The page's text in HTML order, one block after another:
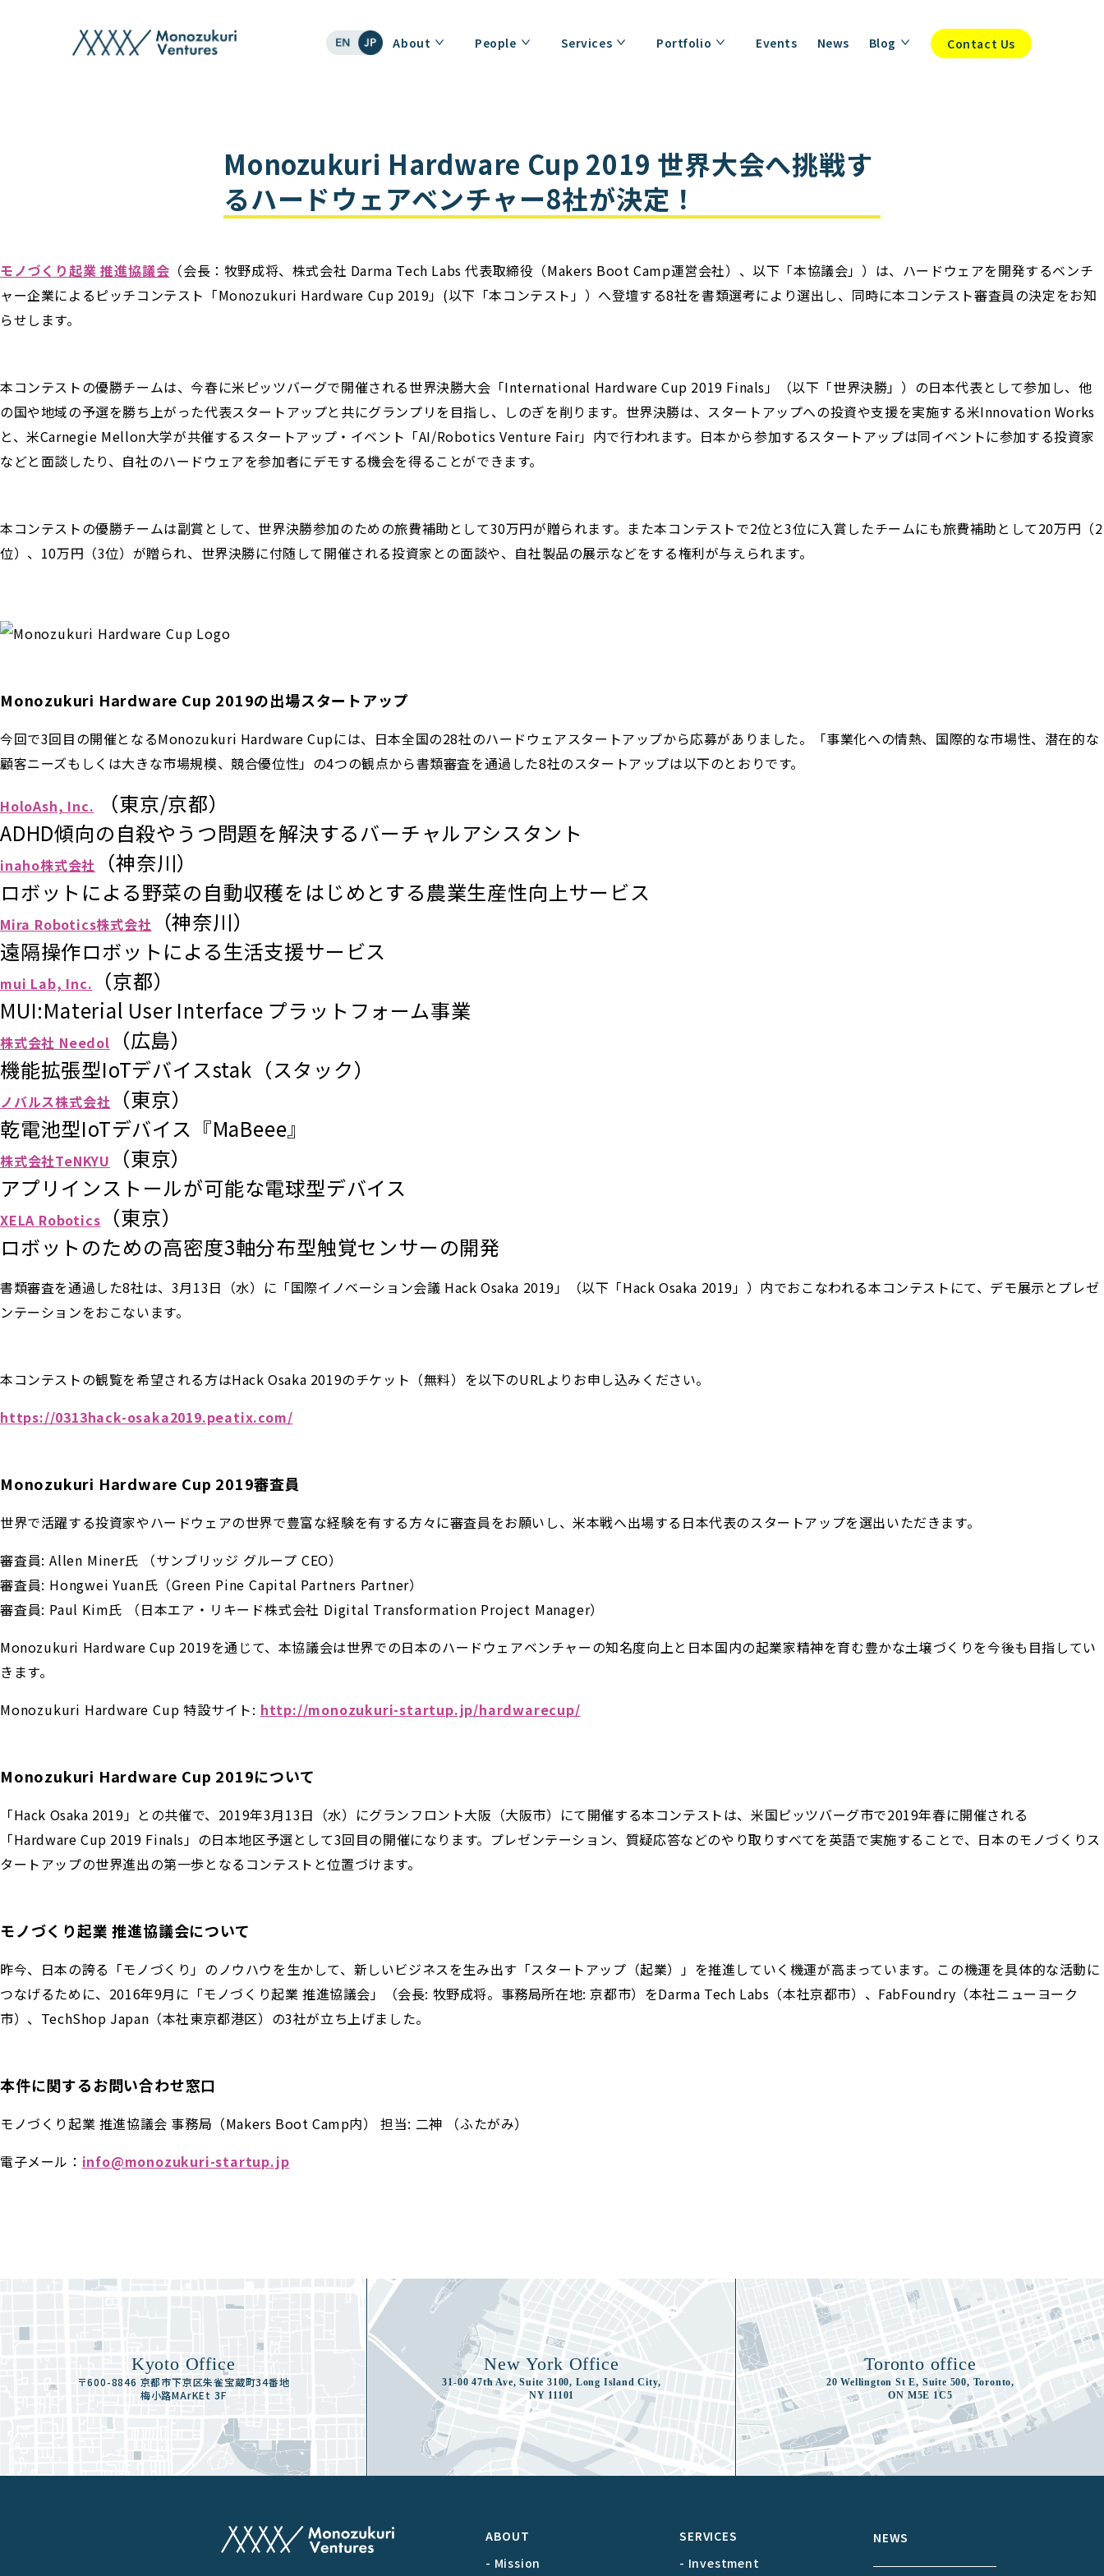
About People Services Portfolio Events News Blog Contact Us
Monozukuri Hardware Cup 2019 世界大会へ挑戦す
るハードウェアベンチャー8社が決定！
モノづくり起業 推進協議会 （会長：牧野成将、株式会社 Darma Tech Labs 代表取締役（Makers Boot Camp運営会社）、以下「本協議会」）は、ハードウェアを開発するベンチ
ャー企業によるピッチコンテスト「Monozukuri Hardware Cup 2019」(以下「本コンテスト」）へ登壇する8社を書類選考により選出し、同時に本コンテスト審査員の決定をお知
らせします。
本コンテストの優勝チームは、今春に米ピッツバーグで開催される世界決勝大会「International Hardware Cup 2019 Finals」（以下「世界決勝」）の日本代表として参加し、他
の国や地域の予選を勝ち上がった代表スタートアップと共にグランプリを目指し、しのぎを削ります。世界決勝は、スタートアップへの投資や支援を実施する米Innovation Works
と、米Carnegie Mellon大学が共催するスタートアップ・イベント「AI/Robotics Venture Fair」内で行われます。日本から参加するスタートアップは同イベントに参加する投資家
などと面談したり、自社のハードウェアを参加者にデモする機会を得ることができます。
本コンテストの優勝チームは副賞として、世界決勝参加のための旅費補助として30万円が贈られます。また本コンテストで2位と3位に入賞したチームにも旅費補助として20万円（2
位）、10万円（3位）が贈られ、世界決勝に付随して開催される投資家との面談や、自社製品の展示などをする権利が与えられます。
Monozukuri Hardware Cup 2019の出場スタートアップ
今回で3回目の開催となるMonozukuri Hardware Cupには、日本全国の28社のハードウェアスタートアップから応募がありました。「事業化への情熱、国際的な市場性、潜在的な
顧客ニーズもしくは大きな市場規模、競合優位性」の4つの観点から書類審査を通過した8社のスタートアップは以下のとおりです。
HoloAsh, Inc.
（東京/京都）
ADHD傾向の自殺やうつ問題を解決するバーチャルアシスタント
inaho株式会社
（神奈川）
ロボットによる野菜の自動収穫をはじめとする農業生産性向上サービス
Mira Robotics株式会社
（神奈川）
遠隔操作ロボットによる生活支援サービス
mui Lab, Inc.
（京都）
MUI:Material User Interface プラットフォーム事業
株式会社 Needol
（広島）
機能拡張型IoTデバイスstak（スタック）
ノバルス株式会社
（東京）
乾電池型IoTデバイス『MaBeee』
株式会社TeNKYU
（東京）
アプリインストールが可能な電球型デバイス
XELA Robotics
（東京）
ロボットのための高密度3軸分布型触覚センサーの開発
書類審査を通過した8社は、3月13日（水）に「国際イノベーション会議 Hack Osaka 2019」（以下「Hack Osaka 2019」）内でおこなわれる本コンテストにて、デモ展示とプレゼ
ンテーションをおこないます。
本コンテストの観覧を希望される方はHack Osaka 2019のチケット（無料）を以下のURLよりお申し込みください。
https://0313hack-osaka2019.peatix.com/
Monozukuri Hardware Cup 2019審査員
世界で活躍する投資家やハードウェアの世界で豊富な経験を有する方々に審査員をお願いし、米本戦へ出場する日本代表のスタートアップを選出いただきます。
審査員: Allen Miner氏 （サンブリッジ グループ CEO）
審査員: Hongwei Yuan氏（Green Pine Capital Partners Partner）
審査員: Paul Kim氏 （日本エア・リキード株式会社 Digital Transformation Project Manager）
Monozukuri Hardware Cup 2019を通じて、本協議会は世界での日本のハードウェアベンチャーの知名度向上と日本国内の起業家精神を育む豊かな土壌づくりを今後も目指してい
きます。
Monozukuri Hardware Cup 特設サイト: http://monozukuri-startup.jp/hardwarecup/
Monozukuri Hardware Cup 2019について
「Hack Osaka 2019」との共催で、2019年3月13日（水）にグランフロント大阪（大阪市）にて開催する本コンテストは、米国ピッツバーグ市で2019年春に開催される
「Hardware Cup 2019 Finals」の日本地区予選として3回目の開催になります。プレゼンテーション、質疑応答などのやり取りすべてを英語で実施することで、日本のモノづくりス
タートアップの世界進出の第一歩となるコンテストと位置づけます。
モノづくり起業 推進協議会について
昨今、日本の誇る「モノづくり」のノウハウを生かして、新しいビジネスを生み出す「スタートアップ（起業）」を推進していく機運が高まっています。この機運を具体的な活動に
つなげるために、2016年9月に「モノづくり起業 推進協議会」（会長: 牧野成将。事務局所在地: 京都市）をDarma Tech Labs（本社京都市）、FabFoundry（本社ニューヨーク
市）、TechShop Japan（本社東京都港区）の3社が立ち上げました。
本件に関するお問い合わせ窓口
モノづくり起業 推進協議会 事務局（Makers Boot Camp内） 担当: 二神 （ふたがみ）
電子メール： info@monozukuri-startup.jp
Kyoto Office
〒600-8846 京都市下京区朱雀宝蔵町34番地
梅小路MArKEt 3F
New York Office
31-00 47th Ave, Suite 3100, Long Island City,
NY 11101
Toronto office
20 Wellington St E, Suite 500, Toronto,
ON M5E 1C5
ABOUT
- Mission
SERVICES
- Investment
NEWS